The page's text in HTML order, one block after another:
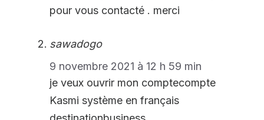
pour vous contacté . merci
sawadogo
9 novembre 2021 à 12 h 59 min
je veux ouvrir mon comptecompte
Kasmi système en français